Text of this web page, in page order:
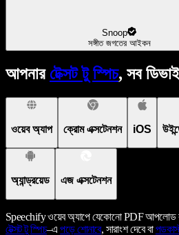
Snoop
সঙ্গীত জগতের আইকন
আপনার টেক্সট টু স্পিচ, সব
ওয়েব অ্যাপ ক্রোম এক্সটেনশন iOS
অ্যান্ড্রয়েড এজ এক্সটেনশন
Speechify ওয়েব অ্যাপে যেকোনো PDF
টেক্সট টু স্পিচ–এপড়ে শোনাবে, সারাংশ দেবে বা